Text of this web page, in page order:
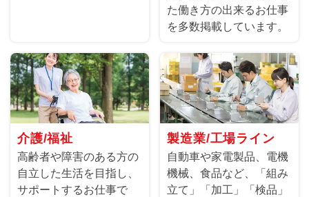
た働き方の出来るお仕事
を多数掲載しています。
介護/福祉
高齢者や障害のある方の
自立した生活を目指し、
サポートするお仕事で
製造業/工場ライン
自動車や家電製品、電機
機械、食品など、「組み
立て」「加工」「検品」